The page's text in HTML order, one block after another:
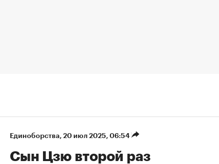
Единоборства⁠, 20 июл 2025, 06:54
Сын Цзю второй раз